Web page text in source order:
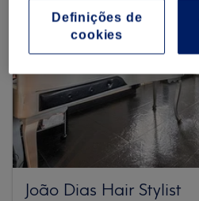
João Dias Hair Stylist
Definições de
cookies